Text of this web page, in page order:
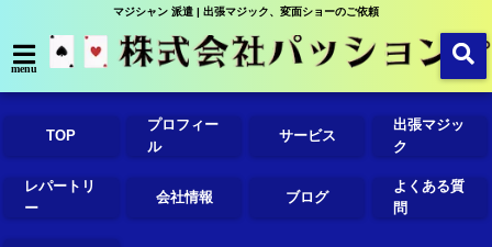
マジシャン 派遣 | 出張マジック、変面ショーのご依頼
menu
TOP
プロフィー
ル
サービス
出張マジッ
ク
レパートリ
ー
会社情報 ブログ
よくある質
問